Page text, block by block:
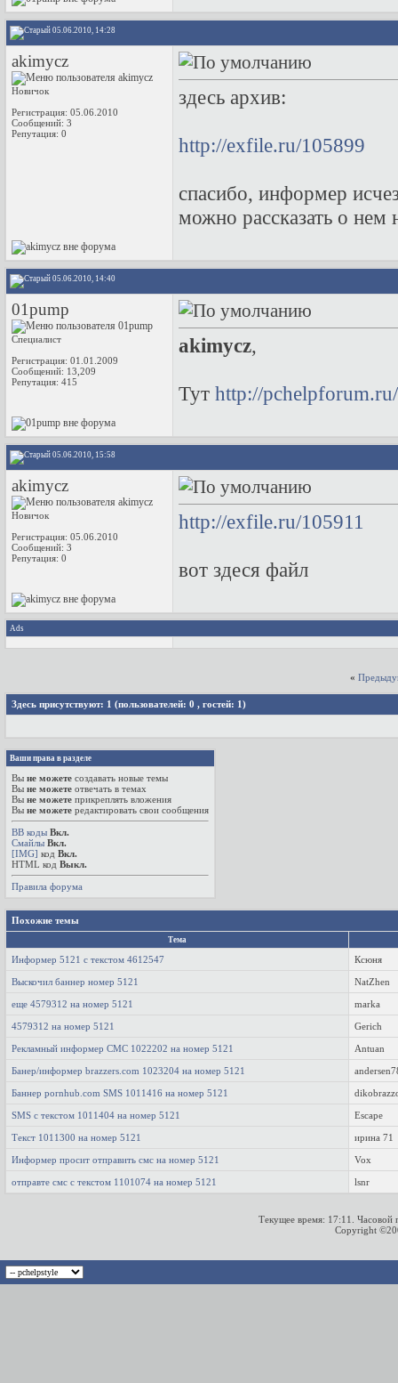
05.06.2010, 14:28
akimycz
Новичок
Регистрация: 05.06.2010
Сообщений: 3
Репутация: 0
здесь архив:
http://exfile.ru/105899
спасибо, информер
можно рассказать о
05.06.2010, 14:40
01pump
Специалист
Регистрация: 01.01.2009
Сообщений: 13,209
Репутация: 415
akimycz,
Тут http://
05.06.2010, 15:58
akimycz
Новичок
Регистрация: 05.06.2010
Сообщений: 3
Репутация: 0
http://exfile.ru/105911
вот здеся файл
Ads
«
Здесь присутствуют: 1 (пользователей: 0 , гостей: 1)
Ваши права в разделе
Вы не можете создавать новые темы
Вы не можете отвечать в темах
Вы не можете прикреплять вложения
Вы не можете редактировать свои сообщения
BB коды Вкл.
Смайлы Вкл.
[IMG] код Вкл.
HTML код Выкл.
Правила форума
Похожие темы
Тема
Информер 5121 с текстом 4612547 Ксюня
Выскочил баннер номер 5121 NatZhen
еще 4579312 на номер 5121 marka
4579312 на номер 5121 Gerich
Рекламный информер СМС 1022202 на номер 5121 Antuan
Банер/информер brazzers.com 1023204 на номер 5121
Баннер pornhub.com SMS 1011416 на номер 5121
SMS c текстом 1011404 на номер 5121 Escape
Текст 1011300 на номер 5121 ирина 71
Информер просит отправить смс на номер 5121 Vox
отправте смс с текстом 1101074 на номер 5121 lsnr
Текущее время: 17:11
.
Copyright